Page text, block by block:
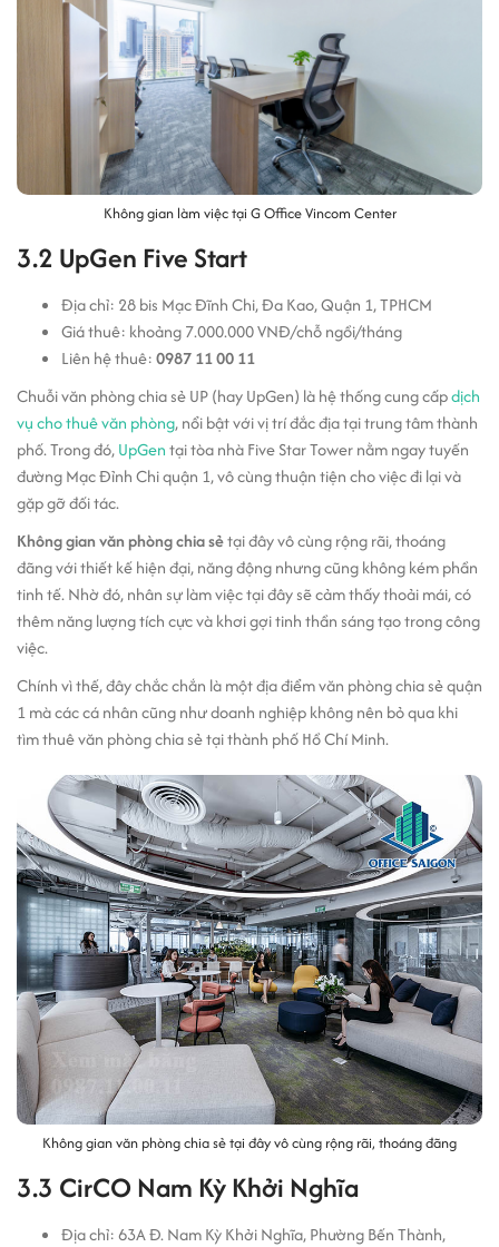
Không gian làm việc tại G Office Vincom Center
3.2 UpGen Five Start
Địa chỉ: 28 bis Mạc Đĩnh Chi, Đa Kao, Quận 1, TPHCM
Giá thuê: khoảng 7.000.000 VNĐ/chỗ ngồi/tháng
Liên hệ thuê:0987 11 00 11
Chuỗi văn phòng chia sẻ UP (hay UpGen) là hệ thống cung cấpdịch
vụ cho thuê văn phòng, nổi bật với vị trí đắc địa tại trung tâm thành
phố. Trong đó,UpGentại tòa nhà Five Star Tower nằm ngay tuyến
đường Mạc Đỉnh Chi quận 1, vô cùng thuận tiện cho việc đi lại và
gặp gỡ đối tác.
Không gian văn phòng chia sẻtại đây vô cùng rộng rãi, thoáng
đãng với thiết kế hiện đại, năng động nhưng cũng không kém phần
tinh tế. Nhờ đó, nhân sự làm việc tại đây sẽ cảm thấy thoải mái, có
thêm năng lượng tích cực và khơi gợi tinh thần sáng tạo trong công
việc.
Chính vì thế, đây chắc chắn là một địa điểm văn phòng chia sẻ quận
1 mà các cá nhân cũng như doanh nghiệp không nên bỏ qua khi
tìm thuê văn phòng chia sẻ tại thành phố Hồ Chí Minh.
Không gian văn phòng chia sẻ tại đây vô cùng rộng rãi, thoáng đãng
3.3 CirCO Nam Kỳ Khởi Nghĩa
Địa chỉ: 63A Đ. Nam Kỳ Khởi Nghĩa, Phường Bến Thành,